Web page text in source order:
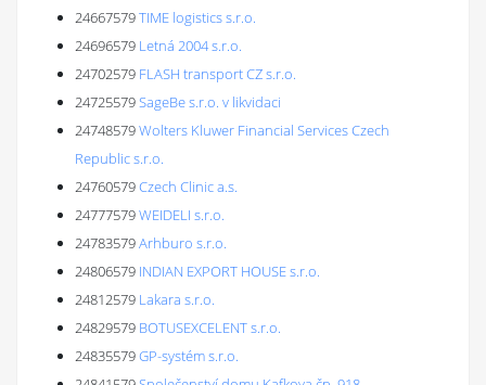
24667579TIME logistics s.r.o.
24696579 Letná 2004 s.r.o.
24702579 FLASH transport CZ s.r.o.
24725579SageBe s.r.o. v likvidaci
24748579Wolters Kluwer Financial Services Czech
Republic s.r.o.
24760579Czech Clinic a.s.
24777579WEIDELI s.r.o.
24783579Arhburo s.r.o.
24806579 INDIAN EXPORT HOUSE s.r.o.
24812579 Lakara s.r.o.
24829579 BOTUSEXCELENT s.r.o.
24835579GP-systém s.r.o.